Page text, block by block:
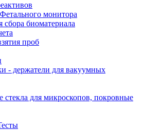
монитора
сбора биоматериала
проб
- держатели для вакуумных
стекла для микроскопов, покровные